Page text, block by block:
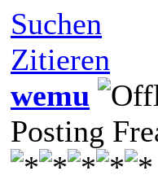
Suchen
Zitieren
wemu
Posting